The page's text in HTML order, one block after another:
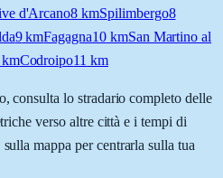
d'Arcano8 kmSpilimbergo8
9kmFagagna10kmSan Martino al
kmCodroipo11 km
, consulta lo stradario completo delle
verso altre città e i tempi di
mappa per centrarla sulla tua